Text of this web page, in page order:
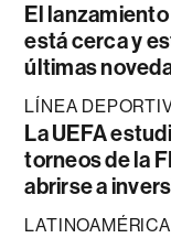
El
está cerca y
últimas
LÍNEA
La UEFA
torneos de la
abrirse a
LATINOAMÉRICA